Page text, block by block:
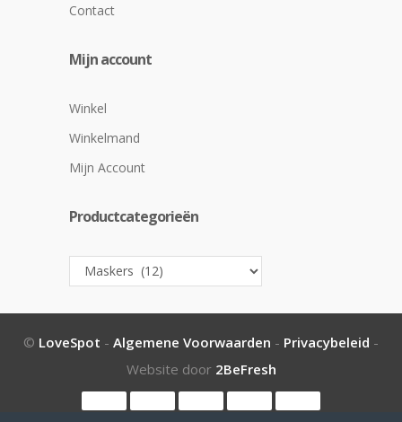
Contact
Mijn account
Winkel
Winkelmand
Mijn Account
Productcategorieën
© LoveSpot - Algemene Voorwaarden - Privacybeleid -
Website door 2BeFresh